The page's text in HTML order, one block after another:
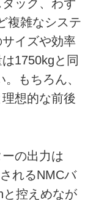
ック、わず
複雑なシステ
イズや効率
1750kgと同
もちろん、
想的な前後
の出力は
れるNMCバ
と控えめなが